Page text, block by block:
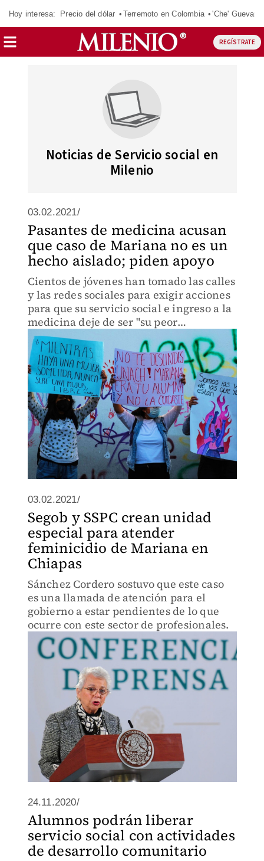
Hoy interesa: Precio del dólar Terremoto en Colombia 'Che' Guevara
REGÍSTRATE
Noticias de Servicio social en
Milenio
03.02.2021/
Pasantes de medicina acusan
que caso de Mariana no es un
hecho aislado; piden apoyo
Cientos de jóvenes han tomado las calles
y las redes sociales para exigir acciones
para que su servicio social e ingreso a la
medicina deje de ser "su peor
experiencia".
03.02.2021/
Segob y SSPC crean unidad
especial para atender
feminicidio de Mariana en
Chiapas
Sánchez Cordero sostuvo que este caso
es una llamada de atención para el
gobierno a estar pendientes de lo que
ocurre con este sector de profesionales.
24.11.2020/
Alumnos podrán liberar
servicio social con actividades
de desarrollo comunitario